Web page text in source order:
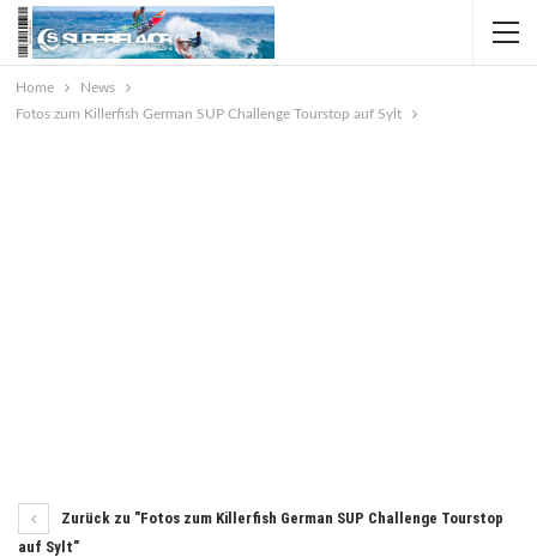
Home
News
Fotos zum Killerfish German SUP Challenge Tourstop auf Sylt
Zurück zu "Fotos zum Killerfish German SUP Challenge Tourstop
auf Sylt"